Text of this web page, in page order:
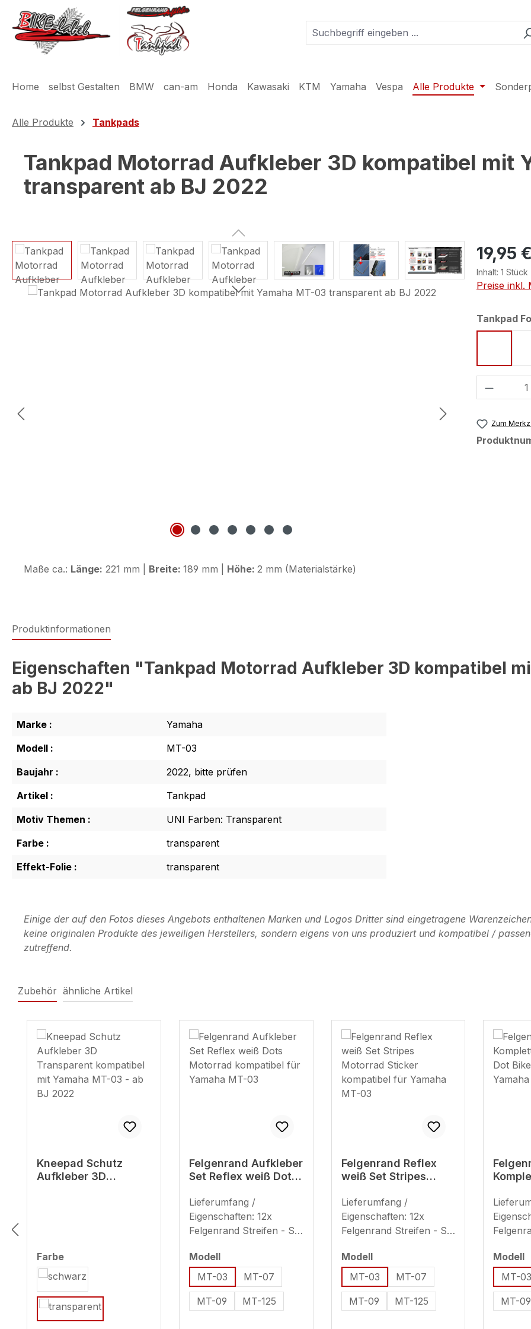
Hauptinhalt springen
Zur Suche springen
Zur Hauptnavigation springen
Home selbst Gestalten BMW can-am Honda Kawasaki KTM Yamaha Vespa Alle Produkte
Alle Produkte Tankpads
Tankpad Motorrad Aufkleber 3D kompatibel mit
transparent ab BJ 2022
Bildergalerie überspringen 19,95 €
Inhalt: 1 Stück
Preise inkl.
Tankpad
Zum
Maße ca.: Länge: 221 mm | Breite: 189 mm | Höhe: 2 mm (Materialstärke)
Produktinformationen
Eigenschaften "Tankpad Motorrad Aufkleber 3D kompatibel
ab BJ 2022"
Marke :
Yamaha
Modell :
MT-03
Baujahr :
2022, bitte prüfen
Artikel :
Tankpad
Motiv Themen :
UNI Farben: Transparent
Farbe :
transparent
Effekt-Folie :
transparent
Einige der auf den Fotos dieses Angebots enthaltenen Marken und Logos Dritter sind eingetragene
keine originalen Produkte des jeweiligen Herstellers, sondern eigens von uns produziert und kompatibel /
zutreffend.
Zubehör ähnliche Artikel
Kneepad Schutz
Aufkleber 3D
Farbeauswählen
Felgenrand Aufkleber
Set Reflex weiß Dots
für Yamaha MT-03
Lieferumfang /
Eigenschaften: 12x
Felgenrand Streifen - Set
Motorradfelgen (plus 8x
Ersatzstreifen) geeignet
für 17 Zoll (Streifenbreite
- ca. 7 mm) Hinweis zur
Modellauswählen
MT-03
MT-07
MT-09 MT-125
Felgenrand Reflex
weiß Set Stripes
kompatibel für
Yamaha MT-03
Lieferumfang /
Eigenschaften: 12x
Felgenrand Streifen - Set
Motorradfelgen (plus 8x
Ersatzstreifen) geeignet
für 17 Zoll (Streifenbreite
- ca. 7 mm) Hinweis zur
Modellauswählen
MT-03
MT-07
MT-09 MT-125
für 17
- ca. 7
Modell
MT-03
MT-09